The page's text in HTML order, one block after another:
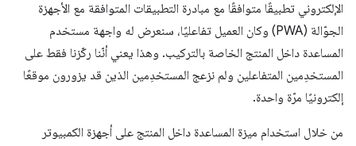
الإلكتروني تطبيقًا متوافقًا مع مبادرة التطبيقات المتوافقة مع الأجهزة
الجوّالة (PWA) وكان العميل تفاعليًا، سنعرض له واجهة مستخدم
المساعدة داخل المنتج الخاصة بالتركيب. وهذا يعني أنّنا ركّزنا فقط على
المستخدِمين المتفاعلين ولم نزعج المستخدِمين الذين قد يزورون موقعًا
إلكترونيًا مرّة واحدة.
من خلال استخدام ميزة المساعدة داخل المنتج على أجهزة الكمبيوتر